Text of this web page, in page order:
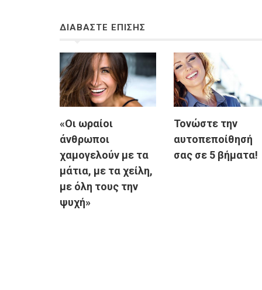
ΔΙΑΒΑΣΤΕ ΕΠΙΣΗΣ
«Οι ωραίοι
άνθρωποι
χαμογελούν με τα
μάτια, με τα χείλη,
με όλη τους την
ψυχή»
Τονώστε την
αυτοπεποίθησή
σας σε 5 βήματα!